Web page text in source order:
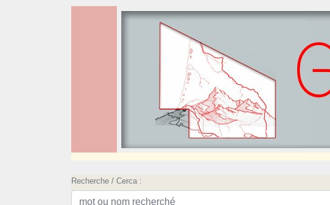
Recherche / Cerca :